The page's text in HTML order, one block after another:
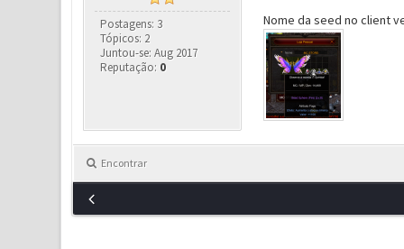
Postagens: 3
Tópicos: 2
Juntou-se: Aug 2017
Reputação: 0
Nome da seed no client
Encontrar